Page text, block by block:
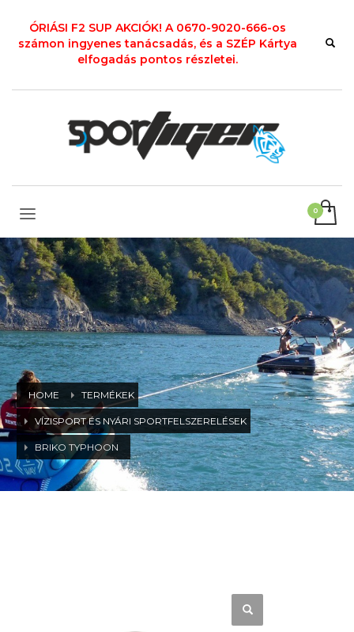
ÓRIÁSI F2 SUP AKCIÓK! A 0670-9020-666-os
számon ingyenes tanácsadás, és a SZÉP Kártya
elfogadás pontos részletei.
HOME TERMÉKEK
VÍZISPORT ÉS NYÁRI SPORTFELSZERELÉSEK
BRIKO TYPHOON